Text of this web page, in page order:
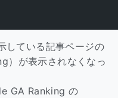
している記事ページの
）が表示されなくなっ
GA Ranking の